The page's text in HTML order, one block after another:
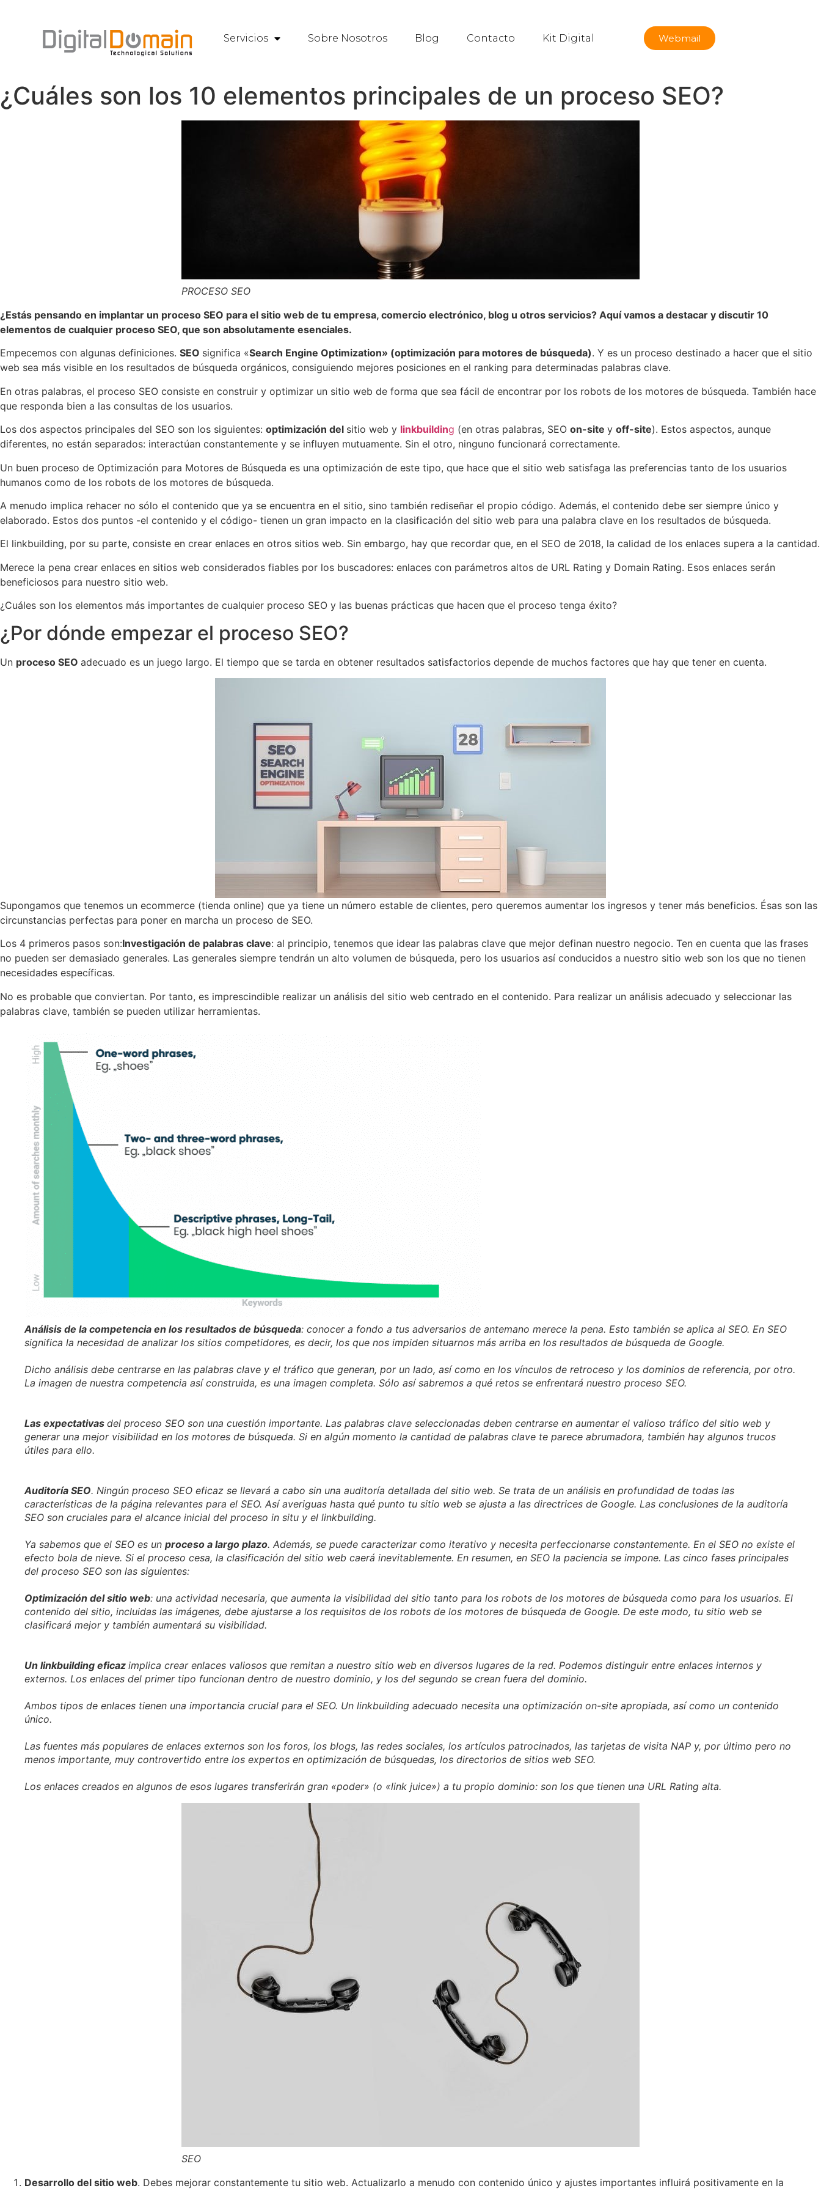
Servicios Sobre Nosotros Blog Contacto Kit Digital Webmail
¿Cuáles son los 10 elementos principales de un proceso SEO?
PROCESO SEO
¿Estás pensando en implantar un proceso SEO para el sitio web de tu empresa, comercio electrónico, blog u otros servicios? Aquí vamos a destacar y discutir 10
elementos de cualquier proceso SEO, que son absolutamente esenciales.
Empecemos con algunas definiciones. SEO significa «Search Engine Optimization» (optimización para motores de búsqueda). Y es un proceso destinado a hacer que el sitio
web sea más visible en los resultados de búsqueda orgánicos, consiguiendo mejores posiciones en el ranking para determinadas palabras clave.
En otras palabras, el proceso SEO consiste en construir y optimizar un sitio web de forma que sea fácil de encontrar por los robots de los motores de búsqueda. También hace
que responda bien a las consultas de los usuarios.
Los dos aspectos principales del SEO son los siguientes: optimización del sitio web y linkbuilding (en otras palabras, SEO on-site y off-site). Estos aspectos, aunque
diferentes, no están separados: interactúan constantemente y se influyen mutuamente. Sin el otro, ninguno funcionará correctamente.
Un buen proceso de Optimización para Motores de Búsqueda es una optimización de este tipo, que hace que el sitio web satisfaga las preferencias tanto de los usuarios
humanos como de los robots de los motores de búsqueda.
A menudo implica rehacer no sólo el contenido que ya se encuentra en el sitio, sino también rediseñar el propio código. Además, el contenido debe ser siempre único y
elaborado. Estos dos puntos -el contenido y el código- tienen un gran impacto en la clasificación del sitio web para una palabra clave en los resultados de búsqueda.
El linkbuilding, por su parte, consiste en crear enlaces en otros sitios web. Sin embargo, hay que recordar que, en el SEO de 2018, la calidad de los enlaces supera a la cantidad.
Merece la pena crear enlaces en sitios web considerados fiables por los buscadores: enlaces con parámetros altos de URL Rating y Domain Rating. Esos enlaces serán
beneficiosos para nuestro sitio web.
¿Cuáles son los elementos más importantes de cualquier proceso SEO y las buenas prácticas que hacen que el proceso tenga éxito?
¿Por dónde empezar el proceso SEO?
Un proceso SEO adecuado es un juego largo. El tiempo que se tarda en obtener resultados satisfactorios depende de muchos factores que hay que tener en cuenta.
Supongamos que tenemos un ecommerce (tienda online) que ya tiene un número estable de clientes, pero queremos aumentar los ingresos y tener más beneficios. Ésas son las
circunstancias perfectas para poner en marcha un proceso de SEO.
Los 4 primeros pasos son:Investigación de palabras clave: al principio, tenemos que idear las palabras clave que mejor definan nuestro negocio. Ten en cuenta que las frases
no pueden ser demasiado generales. Las generales siempre tendrán un alto volumen de búsqueda, pero los usuarios así conducidos a nuestro sitio web son los que no tienen
necesidades específicas.
No es probable que conviertan. Por tanto, es imprescindible realizar un análisis del sitio web centrado en el contenido. Para realizar un análisis adecuado y seleccionar las
palabras clave, también se pueden utilizar herramientas.
Análisis de la competencia en los resultados de búsqueda: conocer a fondo a tus adversarios de antemano merece la pena. Esto también se aplica al SEO. En SEO
significa la necesidad de analizar los sitios competidores, es decir, los que nos impiden situarnos más arriba en los resultados de búsqueda de Google.
Dicho análisis debe centrarse en las palabras clave y el tráfico que generan, por un lado, así como en los vínculos de retroceso y los dominios de referencia, por otro.
La imagen de nuestra competencia así construida, es una imagen completa. Sólo así sabremos a qué retos se enfrentará nuestro proceso SEO.
Las expectativas del proceso SEO son una cuestión importante. Las palabras clave seleccionadas deben centrarse en aumentar el valioso tráfico del sitio web y
generar una mejor visibilidad en los motores de búsqueda. Si en algún momento la cantidad de palabras clave te parece abrumadora, también hay algunos trucos
útiles para ello.
Auditoría SEO. Ningún proceso SEO eficaz se llevará a cabo sin una auditoría detallada del sitio web. Se trata de un análisis en profundidad de todas las
características de la página relevantes para el SEO. Así averiguas hasta qué punto tu sitio web se ajusta a las directrices de Google. Las conclusiones de la auditoría
SEO son cruciales para el alcance inicial del proceso in situ y el linkbuilding.
Ya sabemos que el SEO es un proceso a largo plazo. Además, se puede caracterizar como iterativo y necesita perfeccionarse constantemente. En el SEO no existe el
efecto bola de nieve. Si el proceso cesa, la clasificación del sitio web caerá inevitablemente. En resumen, en SEO la paciencia se impone. Las cinco fases principales
del proceso SEO son las siguientes:
Optimización del sitio web: una actividad necesaria, que aumenta la visibilidad del sitio tanto para los robots de los motores de búsqueda como para los usuarios. El
contenido del sitio, incluidas las imágenes, debe ajustarse a los requisitos de los robots de los motores de búsqueda de Google. De este modo, tu sitio web se
clasificará mejor y también aumentará su visibilidad.
Un linkbuilding eficaz implica crear enlaces valiosos que remitan a nuestro sitio web en diversos lugares de la red. Podemos distinguir entre enlaces internos y
externos. Los enlaces del primer tipo funcionan dentro de nuestro dominio, y los del segundo se crean fuera del dominio.
Ambos tipos de enlaces tienen una importancia crucial para el SEO. Un linkbuilding adecuado necesita una optimización on-site apropiada, así como un contenido
único.
Las fuentes más populares de enlaces externos son los foros, los blogs, las redes sociales, los artículos patrocinados, las tarjetas de visita NAP y, por último pero no
menos importante, muy controvertido entre los expertos en optimización de búsquedas, los directorios de sitios web SEO.
Los enlaces creados en algunos de esos lugares transferirán gran «poder» (o «link juice») a tu propio dominio: son los que tienen una URL Rating alta.
SEO
Desarrollo del sitio web. Debes mejorar constantemente tu sitio web. Actualizarlo a menudo con contenido único y ajustes importantes influirá positivamente en la